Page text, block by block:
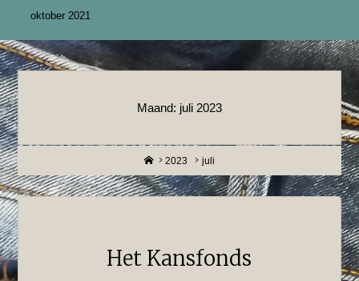
oktober 2021
Maand: juli 2023
Home
2023 juli
Het Kansfonds